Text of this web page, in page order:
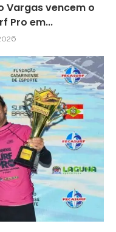
Vargas vencem o
Pro em...